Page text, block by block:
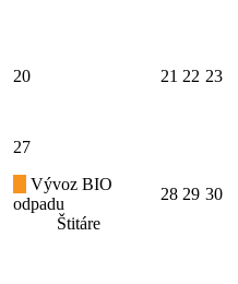
20 21 22 23
27
Vývoz BIO
odpadu
Štitáre
28 29 30